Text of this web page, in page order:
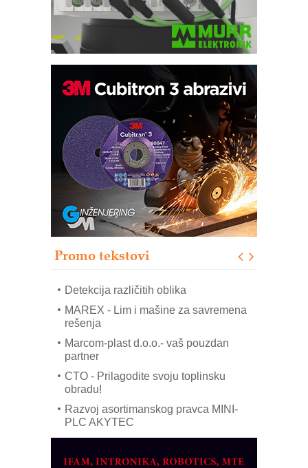
Promo tekstovi
IB BLUMENAUER - više od 40 godina
poverenja u industriji
COMBYPACK
RMQ-TITAN ADVANCED INDICATOR
– Pametna signalizacija za efikasnije
upravljanje mašinama
Sigurnije ispitivanje transformatora u
solarnim elektranama i vetroparkovima
Pranje točkova na gradilištu- standard
modernog i odgovornog građenja
ROSA i SCHUNK podižu proizvodnju
Detekcija različitih oblika
MAREX - Lim i mašine za savremena
rešenja
Marcom-plast d.o.o.- vaš pouzdan
partner
CTO - Prilagodite svoju toplinsku
obradu!
Razvoj asortimanskog pravca MINI-
PLC AKYTEC
dostupan u Srbiji